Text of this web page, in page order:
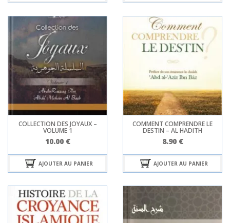
COLLECTION DES JOYAUX –
VOLUME 1
10.00 €
AJOUTER AU PANIER
COMMENT COMPRENDRE LE
DESTIN – AL HADITH
8.90 €
AJOUTER AU PANIER